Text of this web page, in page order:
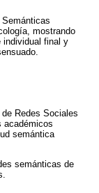
mostrando
individual final y
Redes Sociales
académicos
semántica
semánticas de